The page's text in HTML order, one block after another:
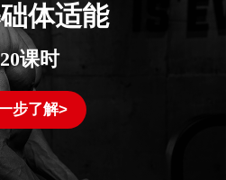
体适能
课时
步了解>